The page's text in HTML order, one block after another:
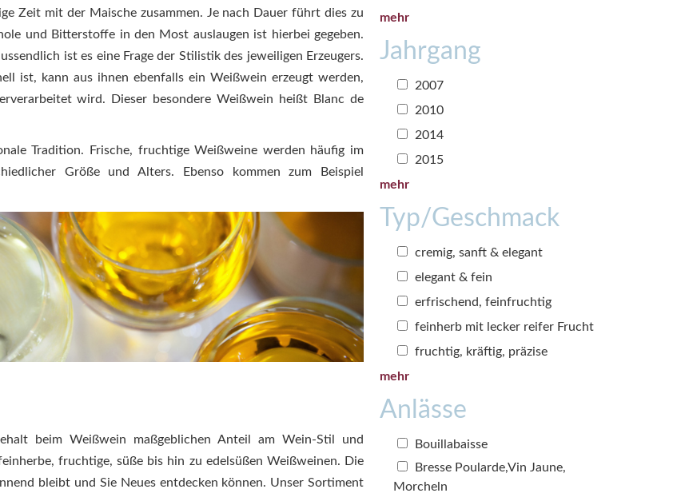
Zeit mit der Maische zusammen. Je nach Dauer führt dies zu
und Bitterstoffe in den Most auslaugen ist hierbei gegeben.
ist es eine Frage der Stilistik des jeweiligen Erzeugers.
ist, kann aus ihnen ebenfalls ein Weißwein erzeugt werden,
wird. Dieser besondere Weißwein heißt Blanc de
Tradition. Frische, fruchtige Weißweine werden häufig im
Größe und Alters. Ebenso kommen zum Beispiel
beim Weißwein maßgeblichen Anteil am Wein-Stil und
fruchtige, süße bis hin zu edelsüßen Weißweinen. Die
bleibt und Sie Neues entdecken können. Unser Sortiment
mehr
Jahrgang
2007
2010
2014
2015
mehr
Typ/Geschmack
cremig, sanft & elegant
elegant & fein
erfrischend, feinfruchtig
feinherb mit lecker reifer Frucht
fruchtig, kräftig, präzise
mehr
Anlässe
Bouillabaisse
Bresse Poularde,Vin Jaune,
Morcheln